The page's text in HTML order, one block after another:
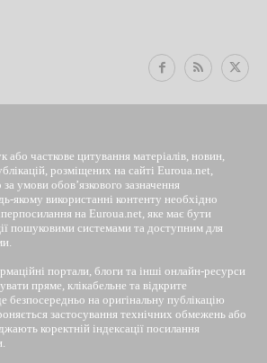
або часткове цитування матеріалів, новин,
розміщених на сайті Euroua.net,
умови обов’язкового зазначення
якому використанні контенту необхідно
на Euroua.net, яке має бути
пошуковими системами та доступним для
портали, блоги та інші онлайн-ресурси
пряме, клікабельне та відкрите
безпосередньо на оригінальну публікацію
застосування технічних обмежень або
коректній індексації посилання